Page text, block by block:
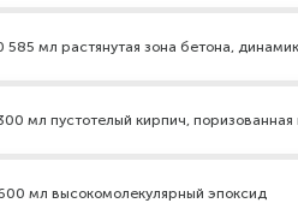
мл растянутая зона бетона,
мл пустотелый кирпич, поризованная
мл высокомолекулярный эпоксид